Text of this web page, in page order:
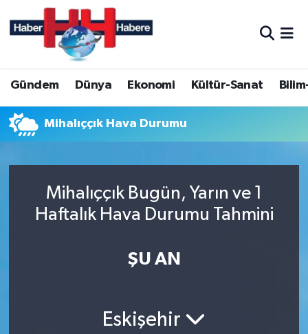
Gündem Dünya Ekonomi Kültür-Sanat
Mihalıççık Hava Durumu
Mihalıççık Bugün, Yarın ve 1
Haftalık Hava Durumu Tahmini
ŞU AN
Eskişehir
Hava Durumu
Trafik Durumu
Süper Lig Puan Durumu ve Fikstür
Son Dakika Haberleri